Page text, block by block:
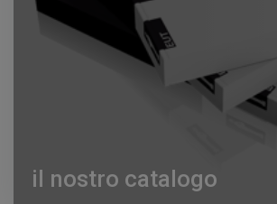
il nostro catalogo